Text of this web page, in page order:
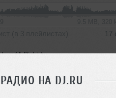
РАДИО НА DJ.RU
17
(DjOSKAR Remix)
55 3.9 MB, 96
(в 6 плейлистах)